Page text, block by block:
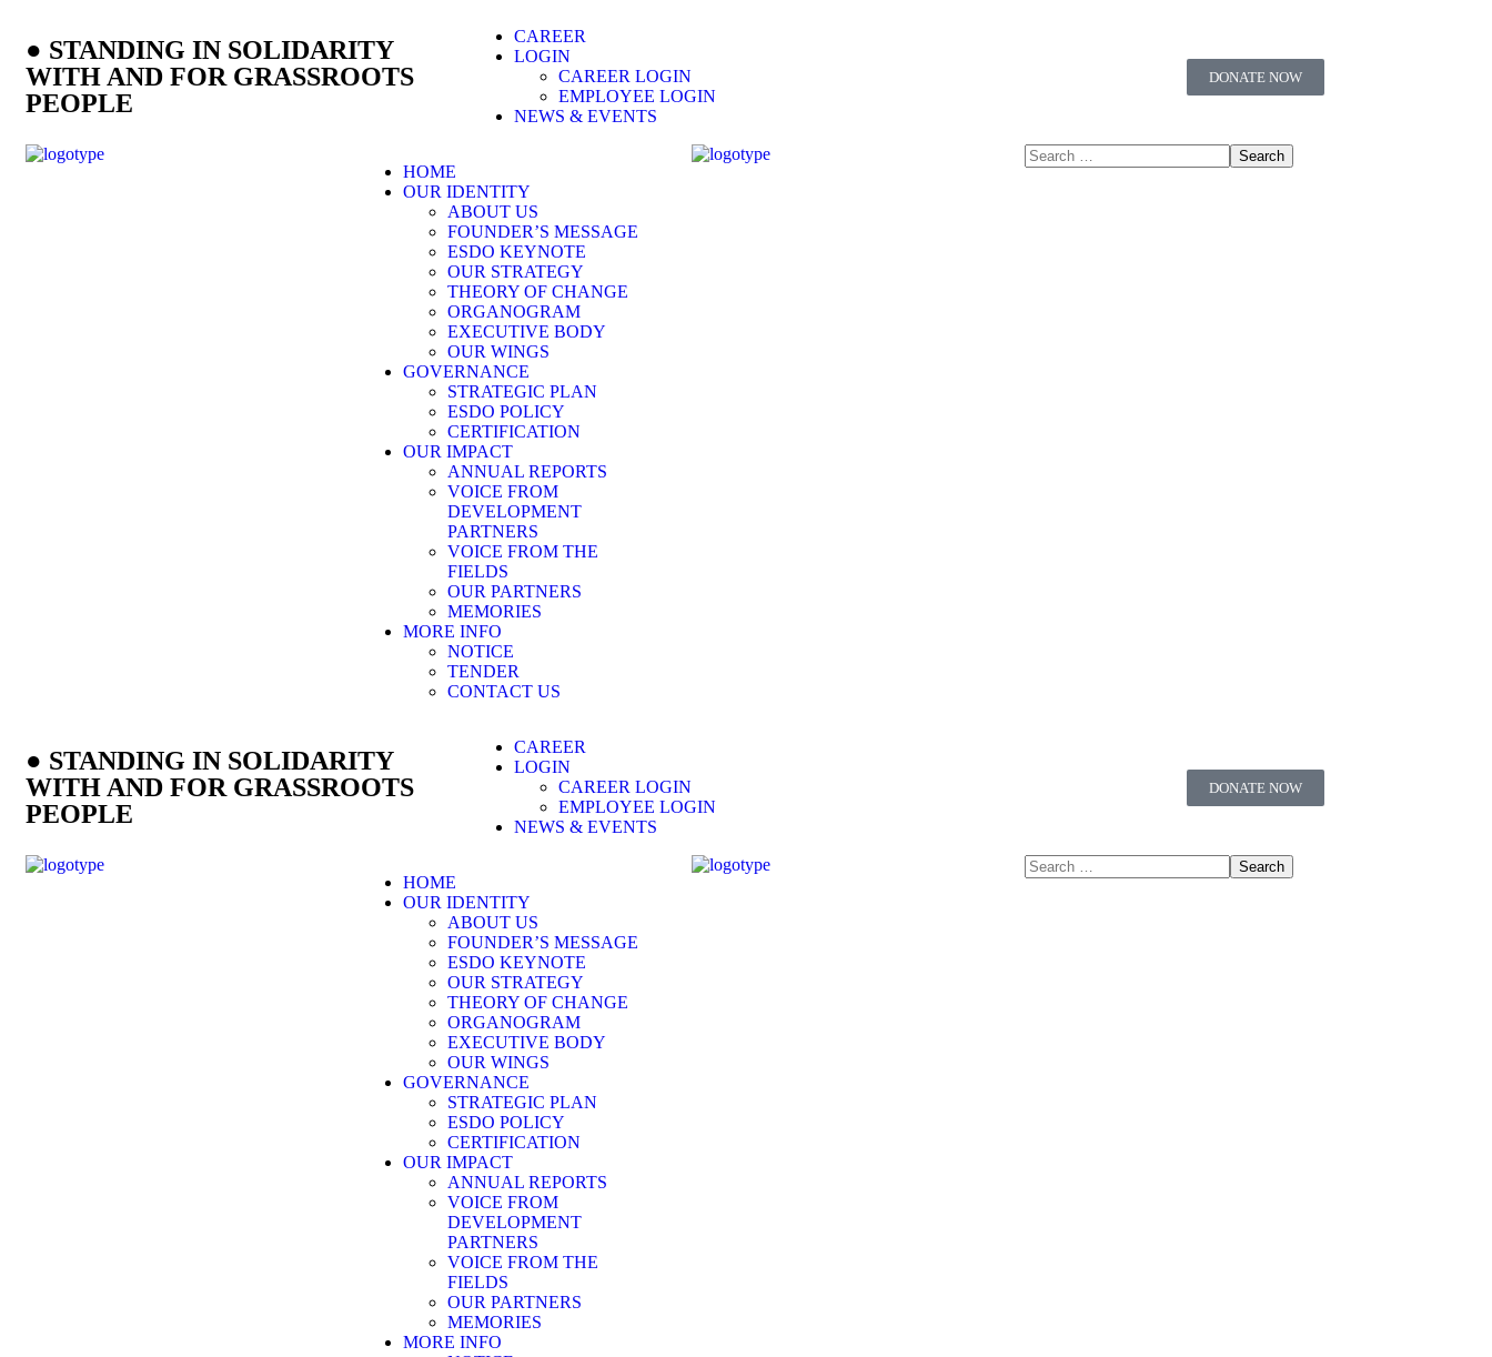
● STANDING IN SOLIDARITY
WITH AND FOR GRASSROOTS
PEOPLE
CAREER
LOGIN
CAREER LOGIN
EMPLOYEE LOGIN
NEWS & EVENTS
DONATE NOW
HOME
OUR IDENTITY
ABOUT US
FOUNDER’S MESSAGE
ESDO KEYNOTE
OUR STRATEGY
THEORY OF CHANGE
ORGANOGRAM
EXECUTIVE BODY
OUR WINGS
GOVERNANCE
STRATEGIC PLAN
ESDO POLICY
CERTIFICATION
OUR IMPACT
ANNUAL REPORTS
VOICE FROM
DEVELOPMENT
PARTNERS
VOICE FROM THE
FIELDS
OUR PARTNERS
MEMORIES
MORE INFO
NOTICE
TENDER
CONTACT US
● STANDING IN SOLIDARITY
WITH AND FOR GRASSROOTS
PEOPLE
CAREER
LOGIN
CAREER LOGIN
EMPLOYEE LOGIN
NEWS & EVENTS
DONATE NOW
HOME
OUR IDENTITY
ABOUT US
FOUNDER’S MESSAGE
ESDO KEYNOTE
OUR STRATEGY
THEORY OF CHANGE
ORGANOGRAM
EXECUTIVE BODY
OUR WINGS
GOVERNANCE
STRATEGIC PLAN
ESDO POLICY
CERTIFICATION
OUR IMPACT
ANNUAL REPORTS
VOICE FROM
DEVELOPMENT
PARTNERS
VOICE FROM THE
FIELDS
OUR PARTNERS
MEMORIES
MORE INFO